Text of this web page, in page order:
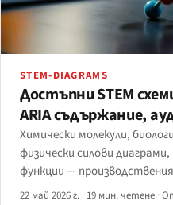
STEM-DIAGRAMS
Достъпни STEM
ARIA съдържание,
Химически молекули,
физически силови
функции —
изображения, които
22 май 2026 г. · 19 мин. четене ·